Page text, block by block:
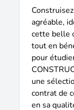
agréable,
cette belle
tout en
pour
une
contrat de
en sa